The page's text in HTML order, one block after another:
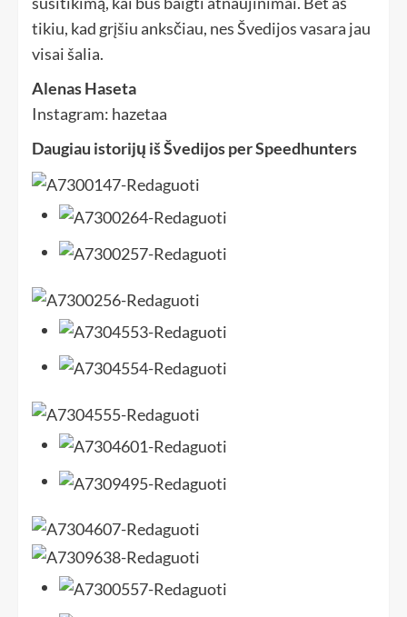
tikiu, kad grįšiu anksčiau, nes Švedijos vasara jau
visai šalia.
Alenas Haseta
Instagram: hazetaa
Daugiau istorijų iš Švedijos per Speedhunters